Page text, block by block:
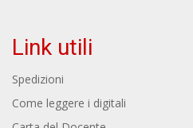
Link utili
Spedizioni
Come leggere i digitali